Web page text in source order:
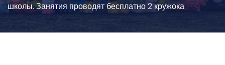
школы. Занятия проводят бесплатно 2 кружока.